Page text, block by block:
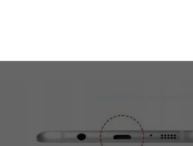
ze wszystkimi Twoimi
ładowanie.